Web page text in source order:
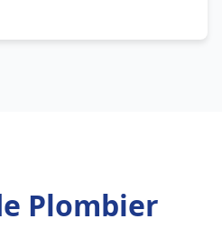
Plombier